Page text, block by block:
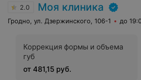
2.0 Моя клиника
Гродно, ул. Дзержинского, 106-1 до
Коррекция формы и объема
губ
от 481,15 руб.